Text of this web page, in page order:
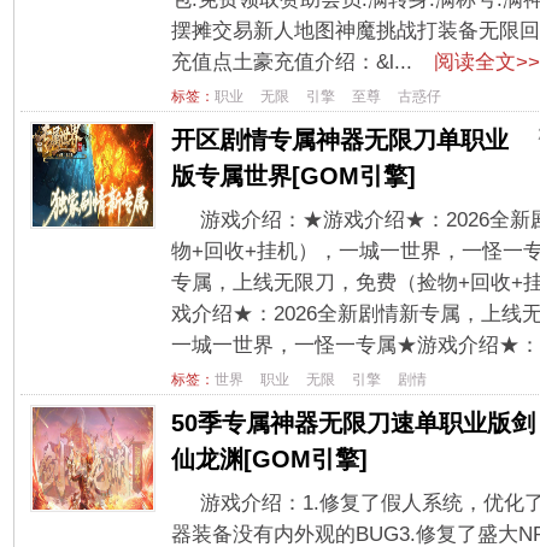
摆摊交易新人地图神魔挑战打装备无限
充值点土豪充值介绍：&l...
阅读全文>>
标签： 职业 无限 引擎 至尊 古惑仔
开区剧情专属神器无限刀单职业
版专属世界[GOM引擎]
游戏介绍：★游戏介绍★：2026全新
物+回收+挂机），一城一世界，一怪
专属，上线无限刀，免费（捡物+回收+
戏介绍★：2026全新剧情新专属，上线
一城一世界，一怪一专属★游戏介绍★
标签： 世界 职业 无限 引擎 剧情
50季专属神器无限刀速单职业版剑
仙龙渊[GOM引擎]
游戏介绍：1.修复了假人系统，优化
器装备没有内外观的BUG3.修复了盛大